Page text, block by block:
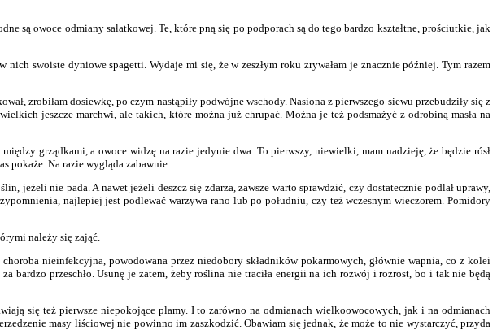
są owoce odmiany sałatkowej. Te, które pną się po podporach są do tego bardzo kształtne, prościutkie, jak
swoiste dyniowe spagetti. Wydaje mi się, że w zeszłym roku zrywałam je znacznie później. Tym razem
zrobiłam dosiewkę, po czym nastąpiły podwójne wschody. Nasiona z pierwszego siewu przebudziły się z
jeszcze marchwi, ale takich, które można już chrupać. Można je też podsmażyć z odrobiną masła na
grządkami, a owoce widzę na razie jedynie dwa. To pierwszy, niewielki, mam nadzieję, że będzie rósł
pokaże. Na razie wygląda zabawnie.
jeżeli nie pada. A nawet jeżeli deszcz się zdarza, zawsze warto sprawdzić, czy dostatecznie podlał uprawy,
najlepiej jest podlewać warzywa rano lub po południu, czy też wczesnym wieczorem. Pomidory
należy się zająć.
nieinfekcyjna, powodowana przez niedobory składników pokarmowych, głównie wapnia, co z kolei
bardzo przeschło. Usunę je zatem, żeby roślina nie traciła energii na ich rozwój i rozrost, bo i tak nie będą
się też pierwsze niepokojące plamy. I to zarówno na odmianach wielkoowocowych, jak i na odmianach
masy liściowej nie powinno im zaszkodzić. Obawiam się jednak, że może to nie wystarczyć, przyda